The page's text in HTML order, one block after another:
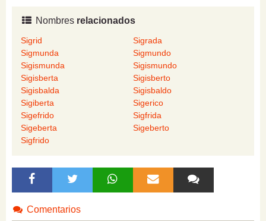
Nombres relacionados
Sigrid
Sigrada
Sigmunda
Sigmundo
Sigismunda
Sigismundo
Sigisberta
Sigisberto
Sigisbalda
Sigisbaldo
Sigiberta
Sigerico
Sigefrido
Sigfrida
Sigeberta
Sigeberto
Sigfrido
Comentarios